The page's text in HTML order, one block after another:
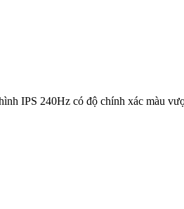
IPS 240Hz có độ chính xác màu